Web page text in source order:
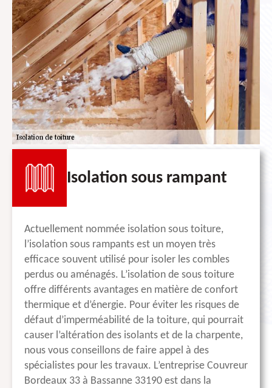
Isolation sous rampant
Actuellement nommée isolation sous toiture,
l’isolation sous rampants est un moyen très
efficace souvent utilisé pour isoler les combles
perdus ou aménagés. L’isolation de sous toiture
offre différents avantages en matière de confort
thermique et d’énergie. Pour éviter les risques de
défaut d’imperméabilité de la toiture, qui pourrait
causer l’altération des isolants et de la charpente,
nous vous conseillons de faire appel à des
spécialistes pour les travaux. L’entreprise Couvreur
Bordeaux 33 à Bassanne 33190 est dans la